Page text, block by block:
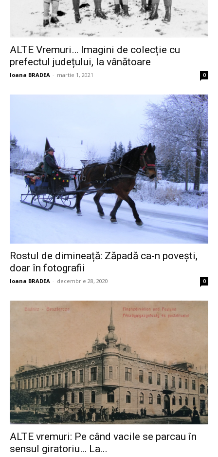
ALTE Vremuri… Imagini de colecție cu
prefectul județului, la vânătoare
Ioana BRADEA - martie 1, 2021 0
Rostul de dimineață: Zăpadă ca-n povești,
doar în fotografii
Ioana BRADEA - decembrie 28, 2020 0
ALTE vremuri: Pe când vacile se parcau în
sensul giratoriu… La...